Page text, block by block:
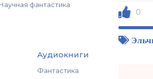
фантастика
Аудиокниги
Фантастика
0